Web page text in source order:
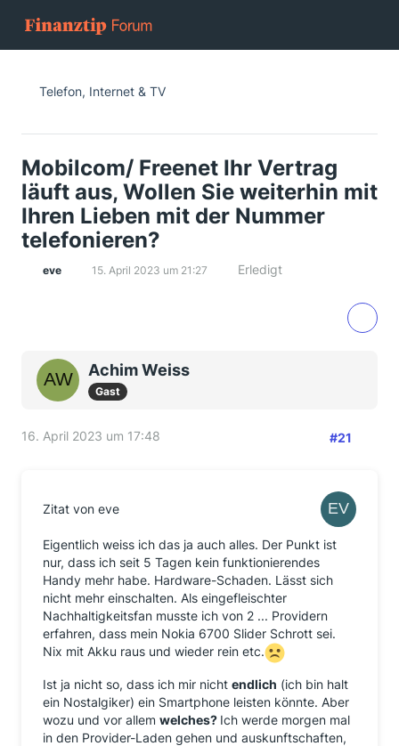
Telefon, Internet & TV
Mobilcom/ Freenet Ihr Vertrag
läuft aus, Wollen Sie weiterhin mit
Ihren Lieben mit der Nummer
telefonieren?
eve 15. April 2023 um 21:27 Erledigt
Achim Weiss
Gast
16. April 2023 um 17:48 #21
Zitat von eve
Eigentlich weiss ich das ja auch alles. Der Punkt ist
nur, dass ich seit 5 Tagen kein funktionierendes
Handy mehr habe. Hardware-Schaden. Lässt sich
nicht mehr einschalten. Als eingefleischter
Nachhaltigkeitsfan musste ich von 2 ... Providern
erfahren, dass mein Nokia 6700 Slider Schrott sei.
Nix mit Akku raus und wieder rein etc.
Ist ja nicht so, dass ich mir nicht endlich (ich bin halt
ein Nostalgiker) ein Smartphone leisten könnte. Aber
wozu und vor allem welches? Ich werde morgen mal
in den Provider-Laden gehen und auskunftschaften,